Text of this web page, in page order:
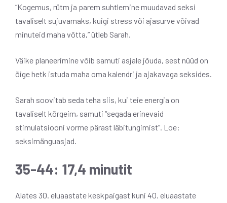
“Kogemus, rütm ja parem suhtlemine muudavad seksi
tavaliselt sujuvamaks, kuigi stress või ajasurve võivad
minuteid maha võtta,” ütleb Sarah.
Väike planeerimine võib samuti asjale jõuda, sest nüüd on
õige hetk istuda maha oma kalendri ja ajakavaga seksides.
Sarah soovitab seda teha siis, kui teie energia on
tavaliselt kõrgeim, samuti “segada erinevaid
stimulatsiooni vorme pärast läbitungimist”. Loe:
seksimänguasjad.
35-44: 17,4 minutit
Alates 30. eluaastate keskpaigast kuni 40. eluaastate